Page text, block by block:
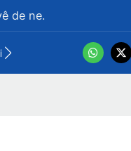
de ne.
Vîdyoya Hilberê
hot